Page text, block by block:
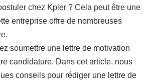
chez Kpler ? Cela peut être une
entreprise offre de nombreuses
soumettre une lettre de motivation
candidature. Dans cet article, nous
conseils pour rédiger une lettre de